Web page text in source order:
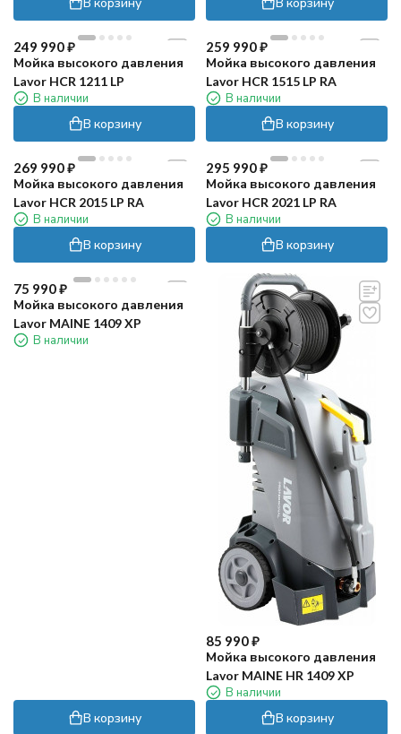
249 990₽
Мойка высокого давления
Lavor HCR 1211 LP
В наличии
В корзину
259 990₽
Мойка высокого давления
Lavor HCR 1515 LP RA
В наличии
В корзину
269 990₽
Мойка высокого давления
Lavor HCR 2015 LP RA
В наличии
В корзину
295 990₽
Мойка высокого давления
Lavor HCR 2021 LP RA
В наличии
В корзину
75 990₽
Мойка высокого давления
Lavor MAINE 1409 XP
В наличии
В корзину
85 990₽
Мойка высокого давления
Lavor MAINE HR 1409 XP
В наличии
В корзину